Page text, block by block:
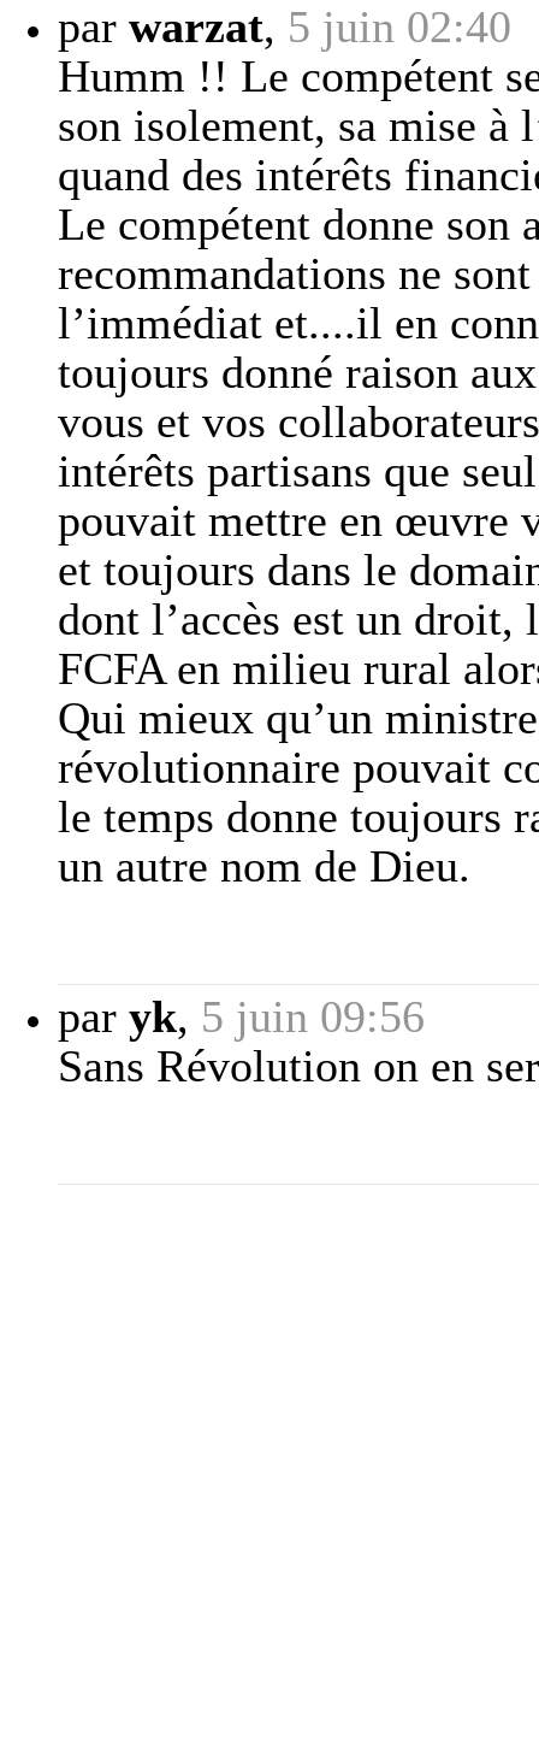
par warzat, 5 juin 02:40
Humm !! Le compétent
son isolement, sa mise à
quand des intérêts
Le compétent donne son
recommandations ne
l’immédiat et....il en
toujours donné raison
vous et vos
intérêts partisans que
pouvait mettre en œuvre
et toujours dans le
dont l’accès est un
FCFA en milieu rural
Qui mieux qu’un
révolutionnaire pouvait
le temps donne toujours
un autre nom de Dieu.
par yk, 5 juin 09:56
Sans Révolution on en